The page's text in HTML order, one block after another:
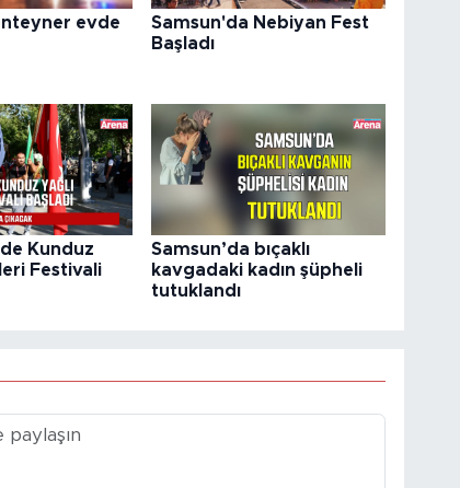
evde
Samsun'da Nebiyan Fest
Başladı
Kunduz
Festivali
Samsun’da bıçaklı
kavgadaki kadın şüpheli
tutuklandı